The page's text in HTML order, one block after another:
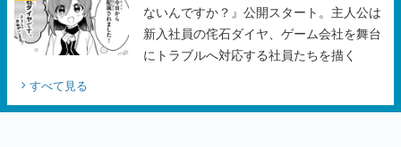
ないんですか？』公開スタート。主人公は
新入社員の侘石ダイヤ、ゲーム会社を舞台
にトラブルへ対応する社員たちを描く
すべて見る